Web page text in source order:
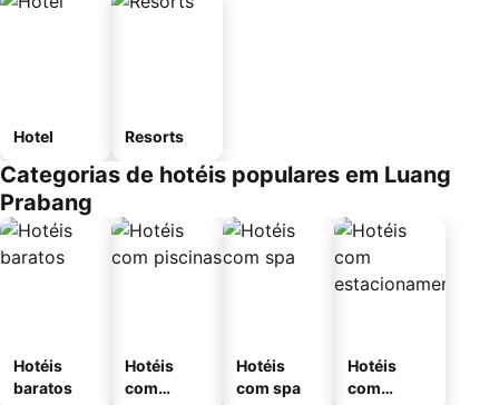
Hotel Resorts
Categorias de hotéis populares em Luang
Prabang
Hotéis
baratos
Hotéis
com
Hotéis
com spa
Hotéis
com